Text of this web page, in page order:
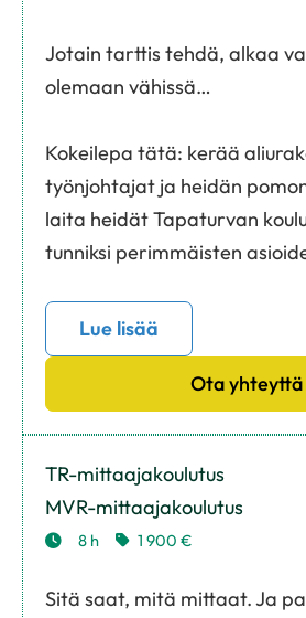
Jotain tarttis tehdä, alkaa
olemaan vähissä…
Kokeilepa tätä: kerää
työnjohtajat ja heidän
laita heidät Tapaturvan
tunniksi perimmäisten
Lue lisää
Ota yhteyttä
TR-mittaajakoulutus
MVR-mittaajakoulutus
8 h 1 900 €
Sitä saat, mitä mittaat. Ja